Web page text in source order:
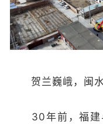
贺兰巍峨，闽水
30年前，福建与